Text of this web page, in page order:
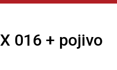
016 + pojivo